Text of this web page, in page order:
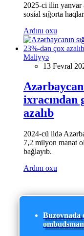
2025-ci ilin yanvar
sosial sığorta
Ardını oxu
Maliyyə
13 Fevral
ixracından
azalıb
2024-cü ildə
7,2 milyon manat
bağlayıb.
Ardını oxu
Buzovnada